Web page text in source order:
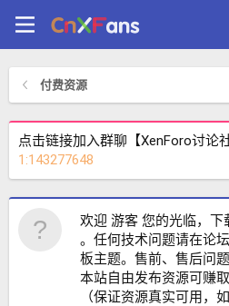
付费资源
点击链接加入群聊【XenForo讨论
1:143277648
欢迎 游客 您的光临，下
。任何技术问题请在论
板主题。售前、售后问
本站自由发布资源可赚
（保证资源真实可用，